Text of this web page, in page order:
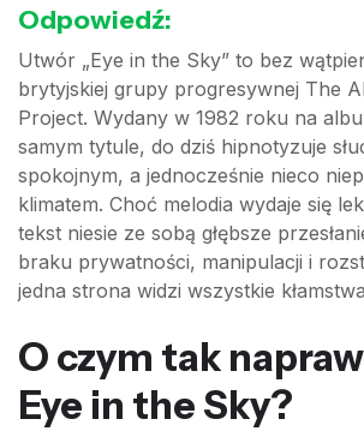
Odpowiedź:
Utwór „Eye in the Sky” to bez
brytyjskiej grupy progresywnej The
Project. Wydany w 1982 roku na
samym tytule, do dziś hipnotyzuje
spokojnym, a jednocześnie nieco
klimatem. Choć melodia wydaje się
tekst niesie ze sobą głębsze
braku prywatności, manipulacji i
jedna strona widzi wszystkie
O czym tak
Eye in the Sky?